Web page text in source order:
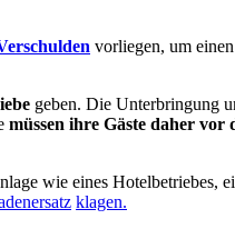
vorliegen, um
geben. Die Unterbringung
müssen ihre Gäste daher
wie eines Hotelbetriebes,
klagen.